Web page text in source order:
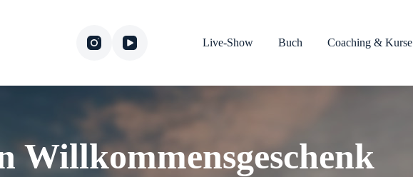
Live-Show
Buch Coaching & Kurse
Willkommensgeschenk